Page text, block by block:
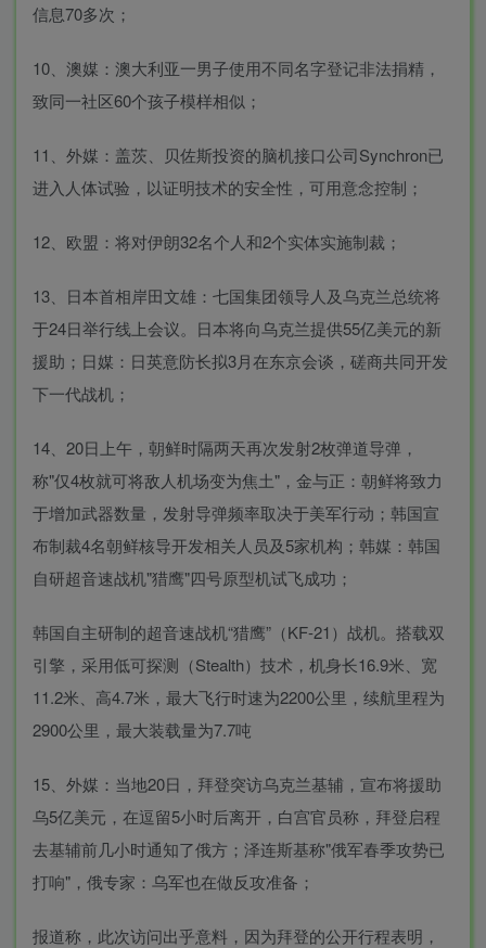
信息70多次；
10、澳媒：澳大利亚一男子使用不同名字登记非法捐精，
致同一社区60个孩子模样相似；
11、外媒：盖茨、贝佐斯投资的脑机接口公司Synchron已
进入人体试验，以证明技术的安全性，可用意念控制；
12、欧盟：将对伊朗32名个人和2个实体实施制裁；
13、日本首相岸田文雄：七国集团领导人及乌克兰总统将
于24日举行线上会议。日本将向乌克兰提供55亿美元的新
援助；日媒：日英意防长拟3月在东京会谈，磋商共同开发
下一代战机；
14、20日上午，朝鲜时隔两天再次发射2枚弹道导弹，
称"仅4枚就可将敌人机场变为焦土"，金与正：朝鲜将致力
于增加武器数量，发射导弹频率取决于美军行动；韩国宣
布制裁4名朝鲜核导开发相关人员及5家机构；韩媒：韩国
自研超音速战机"猎鹰"四号原型机试飞成功；
韩国自主研制的超音速战机“猎鹰”（KF-21）战机。搭载双
引擎，采用低可探测（Stealth）技术，机身长16.9米、宽
11.2米、高4.7米，最大飞行时速为2200公里，续航里程为
2900公里，最大装载量为7.7吨
15、外媒：当地20日，拜登突访乌克兰基辅，宣布将援助
乌5亿美元，在逗留5小时后离开，白宫官员称，拜登启程
去基辅前几小时通知了俄方；泽连斯基称"俄军春季攻势已
打响"，俄专家：乌军也在做反攻准备；
报道称，此次访问出乎意料，因为拜登的公开行程表明，